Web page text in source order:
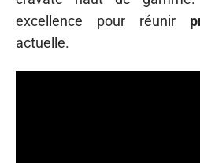
excellence pour réunir
actuelle.